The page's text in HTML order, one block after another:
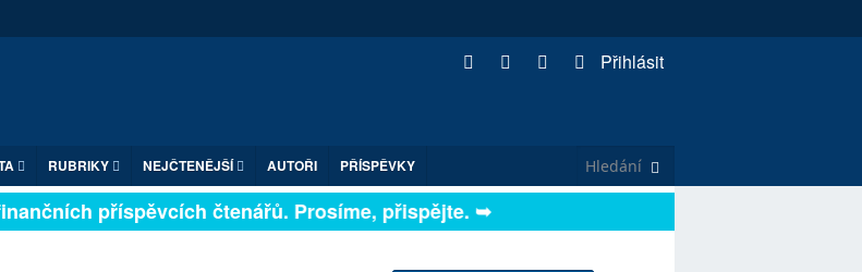
Přihlásit
RUBRIKY NEJČTENĚJŠÍ AUTOŘI PŘÍSPĚVKY
příspěvcích čtenářů. Prosíme, přispějte. ➥